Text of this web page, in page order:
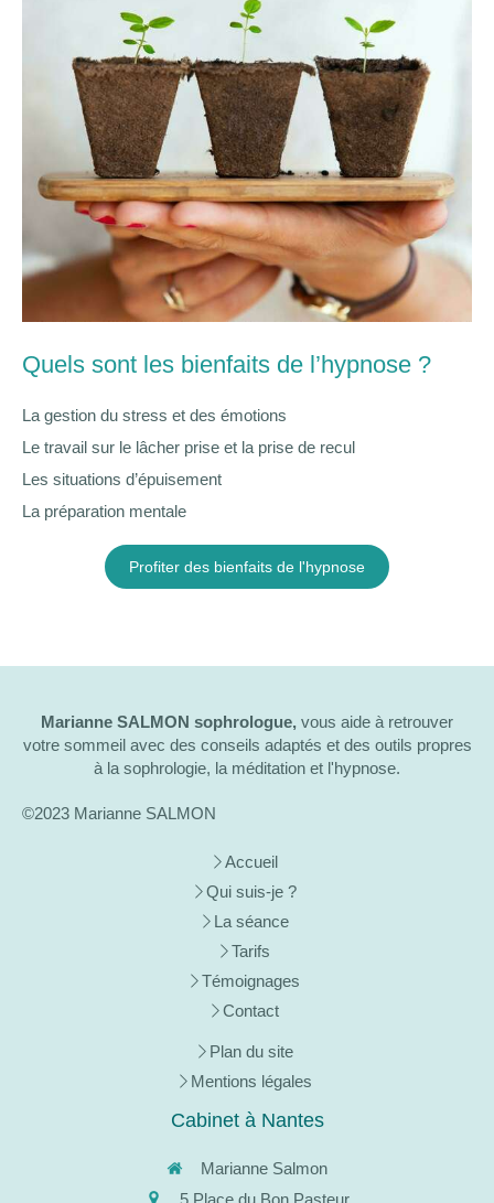
Quels sont les bienfaits de l’hypnose ?
La gestion du stress et des émotions
Le travail sur le lâcher prise et la prise de recul
Les situations d’épuisement
La préparation mentale
Profiter des bienfaits de l'hypnose
Marianne SALMON sophrologue, vous aide à retrouver
votre sommeil avec des conseils adaptés et des outils propres
à la sophrologie, la méditation et l'hypnose.
©2023 Marianne SALMON
Accueil
Qui suis-je ?
La séance
Tarifs
Témoignages
Contact
Plan du site
Mentions légales
Cabinet à Nantes
Marianne Salmon
5 Place du Bon Pasteur